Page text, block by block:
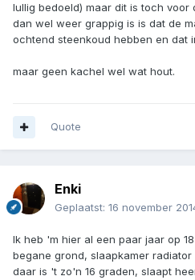
lullig bedoeld) maar dit is toch
dan wel weer grappig is is dat de
ochtend steenkoud hebben en dat
maar geen kachel wel wat hout.
Quote
Enki
Geplaatst: 16 november
Ik heb 'm hier al een paar jaar op
begane grond, slaapkamer
daar is 't zo'n 16 graden, slaapt